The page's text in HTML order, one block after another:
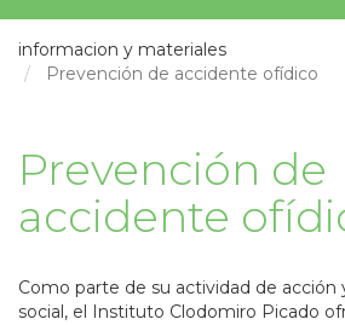
informacion y materiales
Prevención de accidente ofídico
Prevención de
accidente
Como parte de su actividad de acción
social, el Instituto Clodomiro Picado